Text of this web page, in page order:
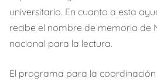
universitario. En cuanto a esta
recibe el nombre de memoria de
nacional para la lectura.
El programa para la